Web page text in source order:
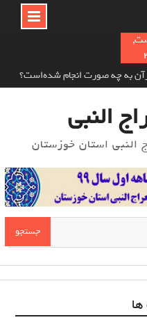
به چه صورت انجام شده‌است؟
و تأثیر آن بر دیگران
بن قیس هلالی
النبی
استان خوزستان